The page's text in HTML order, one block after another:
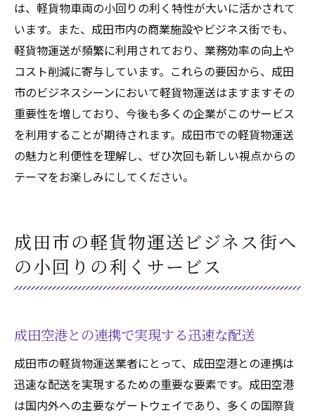
は、軽貨物車両の小回りの利く特性が大いに活かされて
います。また、成田市内の商業施設やビジネス街でも、
軽貨物運送が頻繁に利用されており、業務効率の向上や
コスト削減に寄与しています。これらの要因から、成田
市のビジネスシーンにおいて軽貨物運送はますますその
重要性を増しており、今後も多くの企業がこのサービス
を利用することが期待されます。成田市での軽貨物運送
の魅力と利便性を理解し、ぜひ次回も新しい視点からの
テーマをお楽しみにしてください。
成田市の軽貨物運送ビジネス街へ
の小回りの利くサービス
成田空港との連携で実現する迅速な配送
成田市の軽貨物運送業者にとって、成田空港との連携は
迅速な配送を実現するための重要な要素です。成田空港
は国内外への主要なゲートウェイであり、多くの国際貨